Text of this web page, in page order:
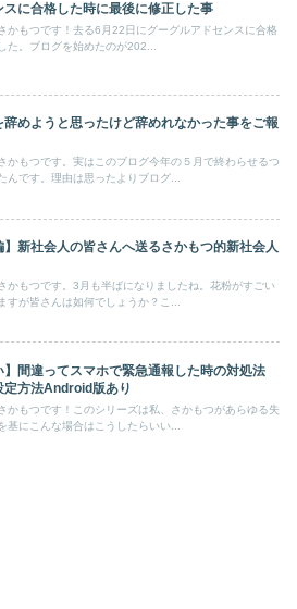
スに合格した時に最後に修正した事
かもつです！去る6月22日にグーグルアドセンスに合格
た。ブログを始めたのが202...
辞めようと思ったけど辞めれなかった事をご報
かもつです。実はこのブログ今年の５月で終わらせるつ
んです。理由は思ったよりブログ...
】新社会人の皆さんへ送るさかもつ的新社会人
かもつです。3月も半ばになりましたね。花粉がすごい
すが皆さんは如何でしょうか？こ...
】間違ってスマホで緊急通報した時の対処法
方法Android版あり
かもつです！このシリーズは私、さかもつがあらゆる失
基にこんな場合はこうしたらいい...